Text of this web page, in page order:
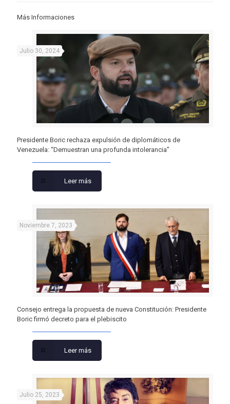
Más Informaciones
Julio 30, 2024
Presidente Boric rechaza expulsión de diplomáticos de
Venezuela: “Demuestran una profunda intolerancia”
Leer más
Noviembre 7, 2023
Consejo entrega la propuesta de nueva Constitución: Presidente
Boric firmó decreto para el plebiscito
Leer más
Julio 25, 2023